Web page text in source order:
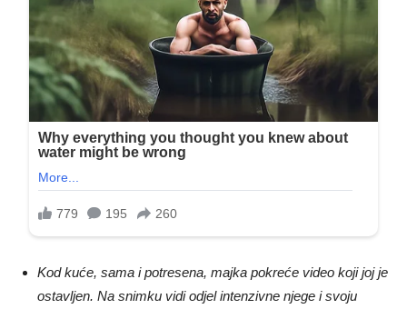
Kod kuće, sama i potresena, majka pokreće video koji joj je
ostavljen. Na snimku vidi odjel intenzivne njege i svoju